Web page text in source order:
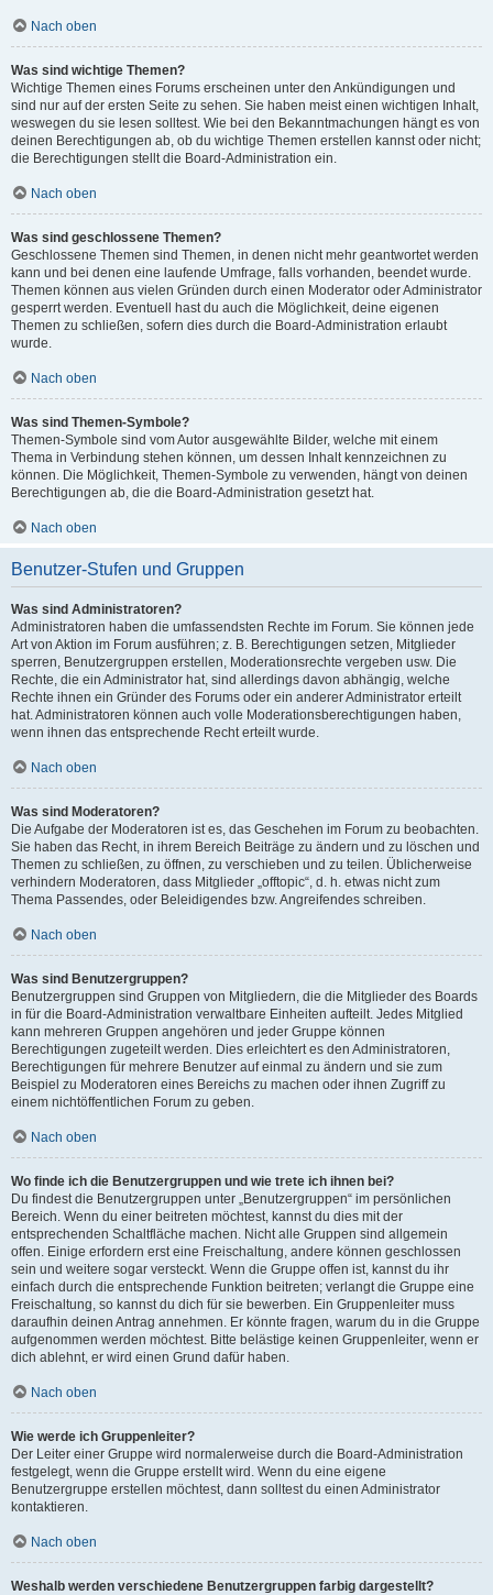
Nach oben
Was sind wichtige Themen?
Wichtige Themen eines Forums erscheinen unter den Ankündigungen und
sind nur auf der ersten Seite zu sehen. Sie haben meist einen wichtigen Inhalt,
weswegen du sie lesen solltest. Wie bei den Bekanntmachungen hängt es von
deinen Berechtigungen ab, ob du wichtige Themen erstellen kannst oder nicht;
die Berechtigungen stellt die Board-Administration ein.
Nach oben
Was sind geschlossene Themen?
Geschlossene Themen sind Themen, in denen nicht mehr geantwortet werden
kann und bei denen eine laufende Umfrage, falls vorhanden, beendet wurde.
Themen können aus vielen Gründen durch einen Moderator oder Administrator
gesperrt werden. Eventuell hast du auch die Möglichkeit, deine eigenen
Themen zu schließen, sofern dies durch die Board-Administration erlaubt
wurde.
Nach oben
Was sind Themen-Symbole?
Themen-Symbole sind vom Autor ausgewählte Bilder, welche mit einem
Thema in Verbindung stehen können, um dessen Inhalt kennzeichnen zu
können. Die Möglichkeit, Themen-Symbole zu verwenden, hängt von deinen
Berechtigungen ab, die die Board-Administration gesetzt hat.
Nach oben
Benutzer-Stufen und Gruppen
Was sind Administratoren?
Administratoren haben die umfassendsten Rechte im Forum. Sie können jede
Art von Aktion im Forum ausführen; z. B. Berechtigungen setzen, Mitglieder
sperren, Benutzergruppen erstellen, Moderationsrechte vergeben usw. Die
Rechte, die ein Administrator hat, sind allerdings davon abhängig, welche
Rechte ihnen ein Gründer des Forums oder ein anderer Administrator erteilt
hat. Administratoren können auch volle Moderationsberechtigungen haben,
wenn ihnen das entsprechende Recht erteilt wurde.
Nach oben
Was sind Moderatoren?
Die Aufgabe der Moderatoren ist es, das Geschehen im Forum zu beobachten.
Sie haben das Recht, in ihrem Bereich Beiträge zu ändern und zu löschen und
Themen zu schließen, zu öffnen, zu verschieben und zu teilen. Üblicherweise
verhindern Moderatoren, dass Mitglieder „offtopic“, d. h. etwas nicht zum
Thema Passendes, oder Beleidigendes bzw. Angreifendes schreiben.
Nach oben
Was sind Benutzergruppen?
Benutzergruppen sind Gruppen von Mitgliedern, die die Mitglieder des Boards
in für die Board-Administration verwaltbare Einheiten aufteilt. Jedes Mitglied
kann mehreren Gruppen angehören und jeder Gruppe können
Berechtigungen zugeteilt werden. Dies erleichtert es den Administratoren,
Berechtigungen für mehrere Benutzer auf einmal zu ändern und sie zum
Beispiel zu Moderatoren eines Bereichs zu machen oder ihnen Zugriff zu
einem nichtöffentlichen Forum zu geben.
Nach oben
Wo finde ich die Benutzergruppen und wie trete ich ihnen bei?
Du findest die Benutzergruppen unter „Benutzergruppen“ im persönlichen
Bereich. Wenn du einer beitreten möchtest, kannst du dies mit der
entsprechenden Schaltfläche machen. Nicht alle Gruppen sind allgemein
offen. Einige erfordern erst eine Freischaltung, andere können geschlossen
sein und weitere sogar versteckt. Wenn die Gruppe offen ist, kannst du ihr
einfach durch die entsprechende Funktion beitreten; verlangt die Gruppe eine
Freischaltung, so kannst du dich für sie bewerben. Ein Gruppenleiter muss
daraufhin deinen Antrag annehmen. Er könnte fragen, warum du in die Gruppe
aufgenommen werden möchtest. Bitte belästige keinen Gruppenleiter, wenn er
dich ablehnt, er wird einen Grund dafür haben.
Nach oben
Wie werde ich Gruppenleiter?
Der Leiter einer Gruppe wird normalerweise durch die Board-Administration
festgelegt, wenn die Gruppe erstellt wird. Wenn du eine eigene
Benutzergruppe erstellen möchtest, dann solltest du einen Administrator
kontaktieren.
Nach oben
Weshalb werden verschiedene Benutzergruppen farbig dargestellt?